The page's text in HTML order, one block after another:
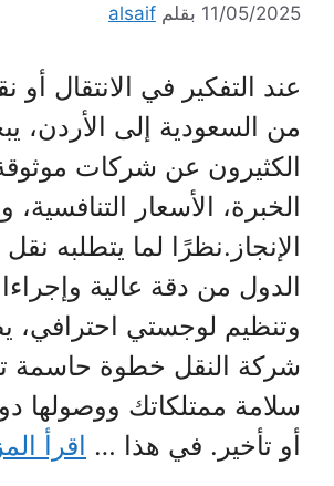
11/05/2025 بقلم alsaif
عند التفكير في الانتقال
من السعودية إلى الأردن،
الكثيرون عن شركات
الخبرة، الأسعار
الإنجاز.نظرًا لما يتطلبه نقل
الدول من دقة عالية
وتنظيم لوجستي احترافي،
شركة النقل خطوة حاسمة
سلامة ممتلكاتك ووصولها
أو تأخير. في هذا … اقرأ